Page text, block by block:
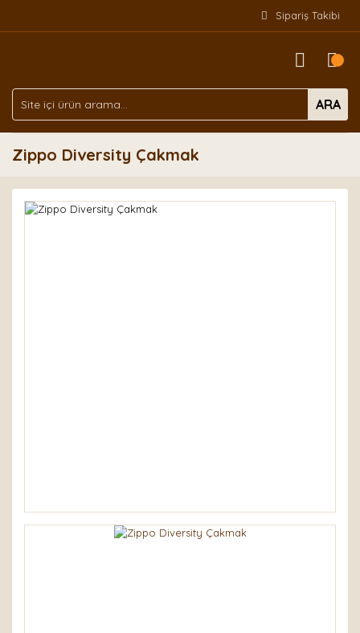
Sipariş Takibi
ARA
Zippo Diversity Çakmak